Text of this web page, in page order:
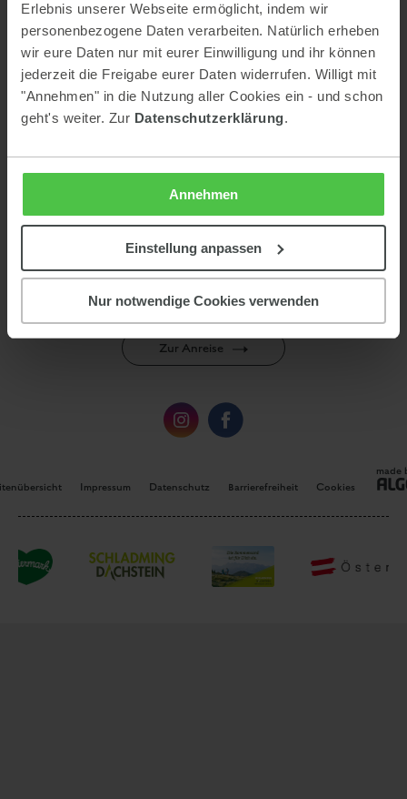
Erlebnis unserer Webseite ermöglicht, indem wir
personenbezogene Daten verarbeiten. Natürlich erheben
wir eure Daten nur mit eurer Einwilligung und ihr können
jederzeit die Freigabe eurer Daten widerrufen. Willigt mit
"Annehmen" in die Nutzung aller Cookies ein - und schon
geht's weiter. Zur Datenschutzerklärung.
Annehmen
Einstellung anpassen
Nur notwendige Cookies verwenden
Tel:0043 6454 7336
E-Mail:info@eisbacherhof.at
ZUMBLOG
Zur Anreise
Impressum Datenschutz Barrierefreiheit Cookies
made